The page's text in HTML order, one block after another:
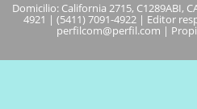
Domicilio: California 2715, C1289ABI,
4921 | (5411) 7091-4922 | Editor
perfilcom@perfil.com |